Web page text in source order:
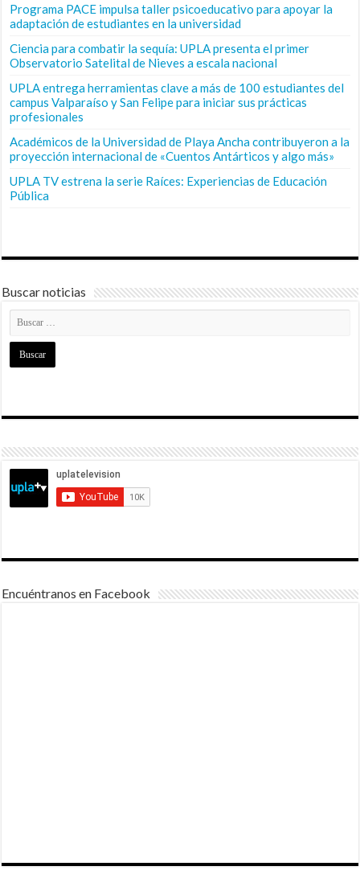
Programa PACE impulsa taller psicoeducativo para apoyar la
adaptación de estudiantes en la universidad
Ciencia para combatir la sequía: UPLA presenta el primer
Observatorio Satelital de Nieves a escala nacional
UPLA entrega herramientas clave a más de 100 estudiantes del
campus Valparaíso y San Felipe para iniciar sus prácticas
profesionales
Académicos de la Universidad de Playa Ancha contribuyeron a la
proyección internacional de «Cuentos Antárticos y algo más»
UPLA TV estrena la serie Raíces: Experiencias de Educación
Pública
Buscar noticias
Encuéntranos en Facebook